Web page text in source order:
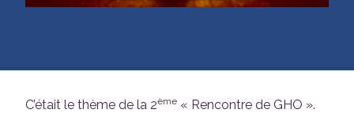
C’était le thème de la 2ème « Rencontre de GHO ».